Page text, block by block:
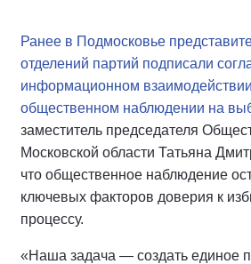
Ранее в Подмосковье
отделений партий подписали
информационном
общественном наблюдении на
заместитель председателя
Московской области Татьяна
что общественное наблюдение
ключевых факторов доверия к
процессу.
«Наша задача — создать единое